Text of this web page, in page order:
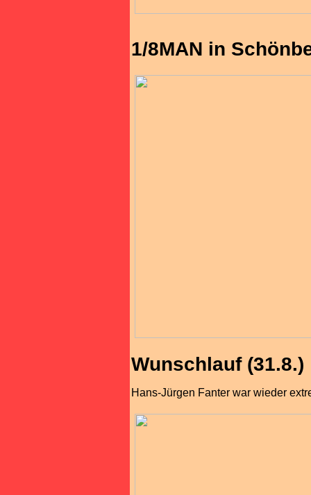
1/8MAN in
Wunschlauf (31.8.)
Hans-Jürgen Fanter war wieder